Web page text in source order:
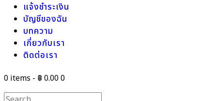
แจ้งชำระเงิน
บัญชีของฉัน
บทความ
เกี่ยวกับเรา
ติดต่อเรา
0 items - ฿ 0.000